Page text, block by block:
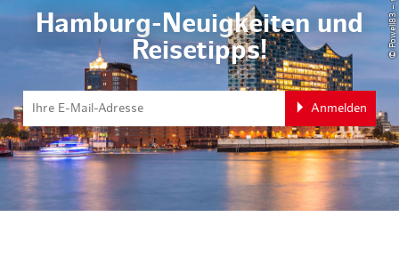
Hamburg-Neuigkeiten und
Reisetipps!
Anmelden